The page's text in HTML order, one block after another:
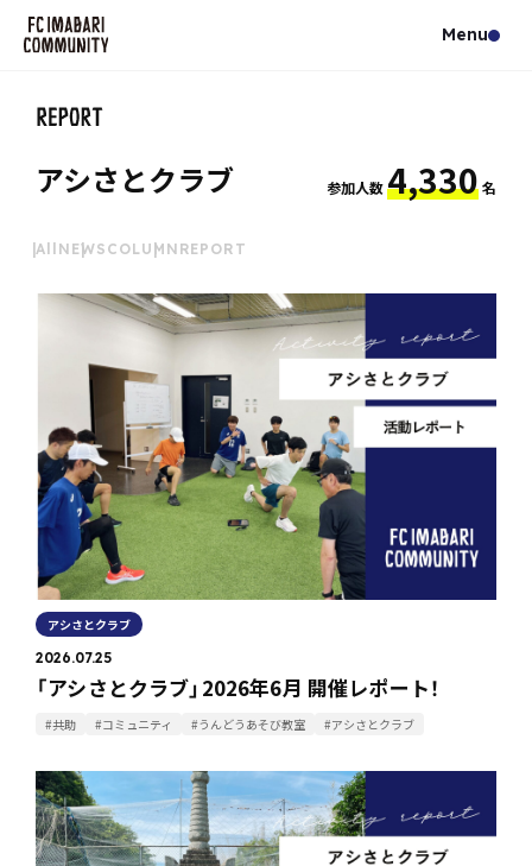
アシさとクラブ 参加人数4,330名
All NEWS COLUMN REPORT
アシさとクラブ
2026.07.25
「アシさとクラブ」2026年6月 開催レポート！
#共助 #コミュニティ #うんどうあそび教室 #アシさとクラブ